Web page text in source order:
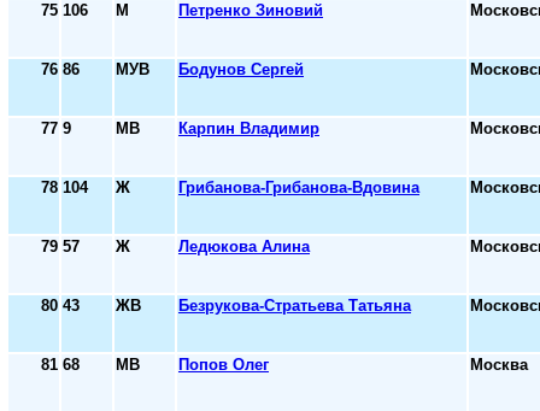
75 106 М Петренко Зиновий
76 86 МУВ Бодунов Сергей
77 9 МВ Карпин Владимир
78 104 Ж Грибанова-Грибанова-Вдовина
79 57 Ж Ледюкова Алина
80 43 ЖВ Безрукова-Стратьева Татьяна
81 68 МВ Попов Олег Москва